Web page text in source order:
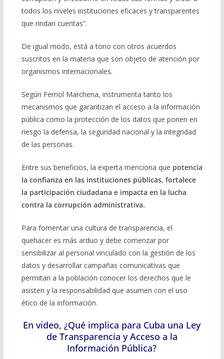
todos los niveles instituciones eficaces y transparentes
que rindan cuentas”.
De igual modo, está a tono con otros acuerdos
suscritos en la materia que son objeto de atención por
organismos internacionales.
Según Ferriol Marchena, instrumenta tanto los
mecanismos que garantizan el acceso a la información
pública como la protección de los datos que ponen en
riesgo la defensa, la seguridad nacional y la integridad
de las personas.
Entre sus beneficios, la experta menciona que potencia
la confianza en las instituciones públicas, fortalece
la participación ciudadana e impacta en la lucha
contra la corrupción administrativa.
Para fomentar una cultura de transparencia, el
quehacer es más arduo y debe comenzar por
sensibilizar al personal vinculado con la gestión de los
datos y desarrollar campañas comunicativas que
permitan a la población conocer los derechos que le
asisten y la responsabilidad que asumen con el uso
ético de la información.
En video, ¿Qué implica para Cuba una Ley
de Transparencia y Acceso a la
Información Pública?